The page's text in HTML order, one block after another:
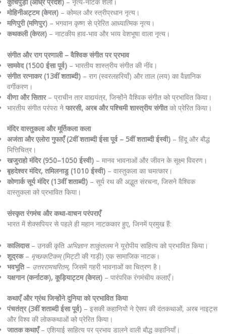
कुचिपुड़ी (आंध्र प्रदेश)– नृत्य-नाटक शैली।
मोहिनीअट्टम (केरल)– कोमल और स्त्रीप्रधान नृत्य।
मणिपुरी (मणिपुर)– भगवान कृष्ण से प्रेरित आध्यात्मिक नृत्य।
कथकली (केरल)– नाटकीय हाव-भाव और भव्य वेशभूषा वाला नृत्य।
संगीत और राग प्रणाली – वैश्विक संगीत पर प्रभाव
सामवेद (1500 ईसा पूर्व)– भारतीय शास्त्रीय संगीत की नींव।
संगीत रत्नाकर (13वीं शताब्दी)– राग (स्वरलहरियाँ) और ताल (लय) का वैज्ञानिक
वर्गीकरण।
वीणा और सितार– प्राचीन तार वाद्ययंत्र, जिन्होंने वैश्विक संगीत को प्रभावित किया।
भारतीय संगीत परंपरा ने फारसी, अरब और पश्चिमी शास्त्रीय संगीतको प्रेरित किया।
मंदिर वास्तुकला और मूर्तिकला कला
अजंता और एलोरा गुफाएँ (2वीं शताब्दी ईसा पूर्व – 5वीं शताब्दी ईस्वी)– हिंदू और बौद्ध
भित्तिचित्र।
खजुराहो मंदिर (950–1050 ईस्वी)– मानव भावनाओं और जीवन के सूक्ष्म विवरण।
बृहदेश्वर मंदिर, तमिलनाडु (1010 ईस्वी)– वास्तुकला का चमत्कार।
कोणार्क सूर्य मंदिर (13वीं शताब्दी)– सूर्य रथ की अद्भुत संरचना, जिसने वैश्विक
वास्तुकला को प्रभावित किया।
संस्कृत रंगमंच और कथा-वाचन परंपराएँ
भारत में शेक्सपियर से पहले ही महान नाटककार हुए, जिनमें प्रमुख हैं:
कालिदास– उनकी कृति अभिज्ञान शाकुंतलमने यूरोपीय साहित्य को प्रभावित किया।
शूद्रक– मृच्छकटिकम्(मिट्टी की गाड़ी) एक सामाजिक नाटक।
भवभूति– उत्तररामचरितम्, जिसमें गहरी भावनाओं का चित्रण है।
यक्षगान (कर्नाटक), कूड़ियाट्टम (केरल)– पारंपरिक रंगमंचीय कलाएँ।
कथाएँ और ग्रंथ जिन्होंने दुनिया को प्रभावित किया
पंचतंत्र (3वीं शताब्दी ईसा पूर्व)– इसकी कहानियों ने ऐसप की दंतकथाओं, अरब नाइट्स
और विश्व की लोककथाओं को प्रेरित किया।
जातक कथाएँ– एशियाई साहित्य पर प्रभाव डालने वाली बौद्ध कहानियाँ।